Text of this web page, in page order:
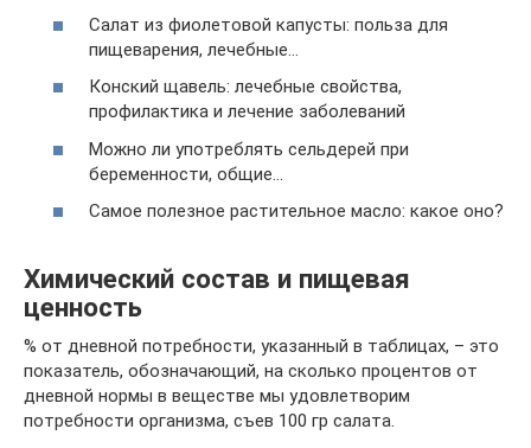
Салат из фиолетовой капусты: польза для
пищеварения, лечебные…
Конский щавель: лечебные свойства,
профилактика и лечение заболеваний
Можно ли употреблять сельдерей при
беременности, общие…
Самое полезное растительное масло: какое оно?
Химический состав и пищевая
ценность
% от дневной потребности, указанный в таблицах, – это
показатель, обозначающий, на сколько процентов от
дневной нормы в веществе мы удовлетворим
потребности организма, съев 100 гр салата.